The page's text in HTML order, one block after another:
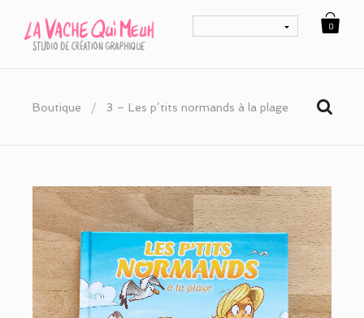
0
Boutique / 3 – Les p’tits normands à la plage